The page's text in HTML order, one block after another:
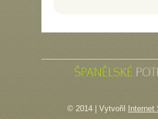
© 2014 | Vytvořil